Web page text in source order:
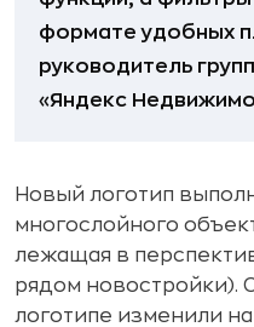
формате удобных
руководитель
«Яндекс
Новый логотип
многослойного
лежащая в
рядом новостройки).
логотипе изменили